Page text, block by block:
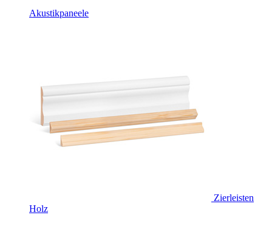
Akustikpaneele
Zierleisten
Holz